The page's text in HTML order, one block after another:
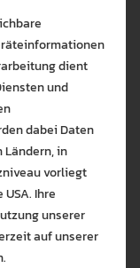
dient
und
dabei Daten
in
vorliegt
Ihre
unserer
auf unserer
Sie
Website verwendeten
mehr